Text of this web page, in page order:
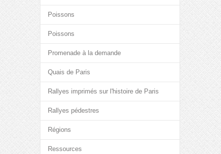
Poissons
Poissons
Promenade à la demande
Quais de Paris
Rallyes imprimés sur l'histoire de Paris
Rallyes pédestres
Régions
Ressources